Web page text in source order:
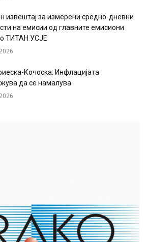
извештај за измерени средно-дневни
на емисии од главните емисиони
ТИТАН УСЈЕ
Кочоска: Инфлацијата
да се намалува